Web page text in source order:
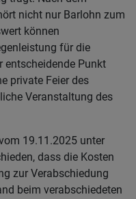
nicht nur Barlohn zum
können
für die
entscheidende Punkt
private Feier des
Veranstaltung des
19.11.2025 unter
dass die Kosten
zur Verabschiedung
beim verabschiedeten